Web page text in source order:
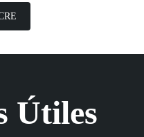
Útiles